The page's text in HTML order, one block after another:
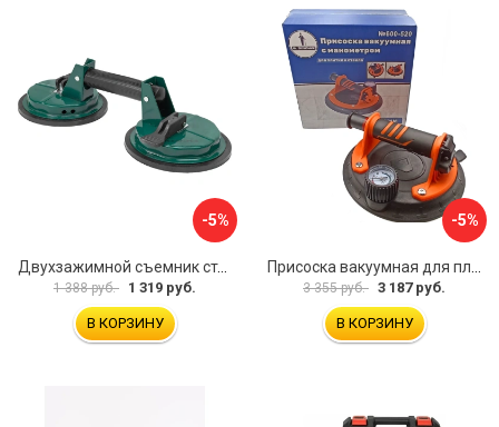
-5%
Двухзажимной съемник стекол Rockforce RF-63404(18564)
1 388 руб. 1 319 руб.
В КОРЗИНУ
-5%
3 355 руб. 3 187 руб.
В КОРЗИНУ